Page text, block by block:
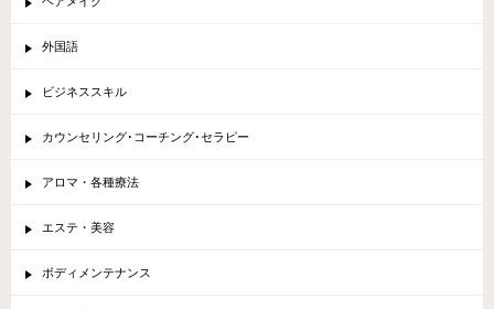
外国語
ビジネススキル
カウンセリング･コーチング･セラピー
アロマ・各種療法
エステ・美容
ボディメンテナンス